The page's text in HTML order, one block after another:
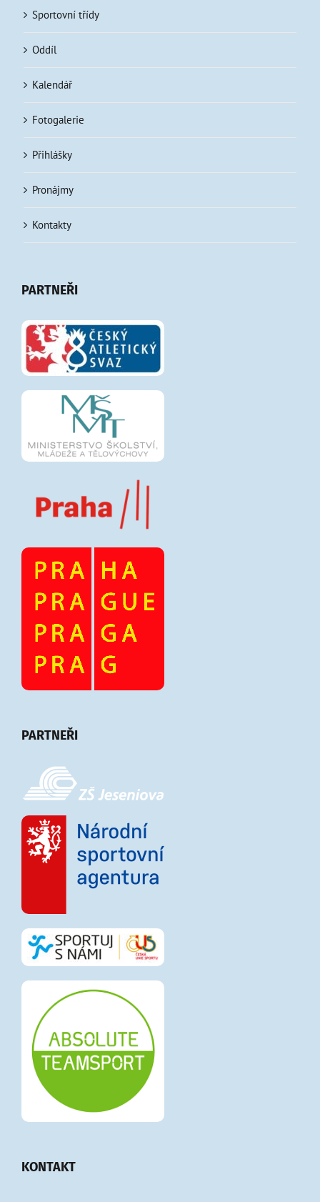
Sportovní třídy
Oddíl
Kalendář
Fotogalerie
Přihlášky
Pronájmy
Kontakty
PARTNEŘI
PARTNEŘI
KONTAKT